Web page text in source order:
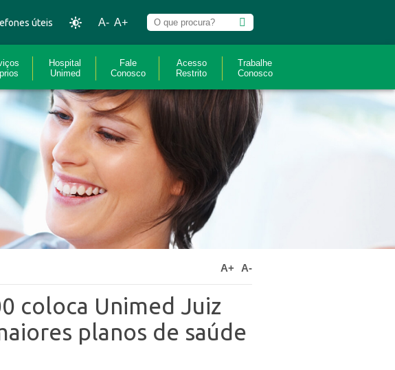
úteis A- A+
Hospital
Unimed
Fale
Conosco
Acesso
Restrito
Trabalhe
Conosco
A+ A-
coloca Unimed Juiz
planos de saúde